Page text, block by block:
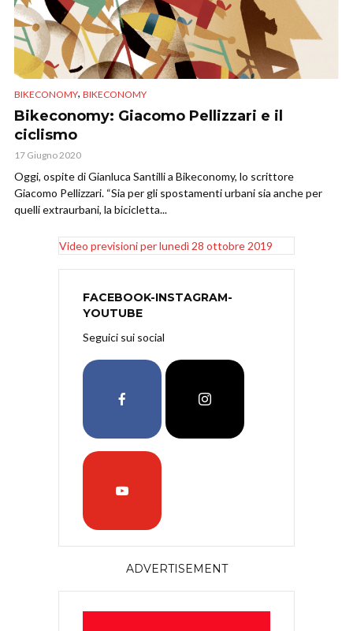
BIKECONOMY, BIKECONOMY
Bikeconomy: Giacomo Pellizzari e il
ciclismo
17 Giugno 2020
Oggi, ospite di Gianluca Santilli a Bikeconomy, lo scrittore
Giacomo Pellizzari. “Sia per gli spostamenti urbani sia anche per
quelli extraurbani, la bicicletta...
Video previsioni per lunedì 28 ottobre 2019
FACEBOOK-INSTAGRAM-
YOUTUBE
Seguici sui social
ADVERTISEMENT